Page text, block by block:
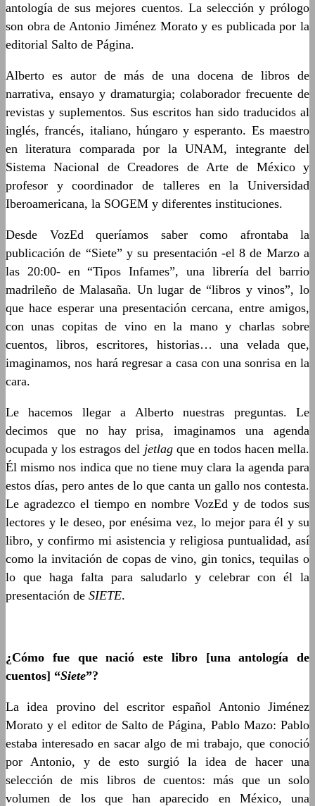
antología de sus mejores cuentos. La selección y prólogo
son obra de Antonio Jiménez Morato y es publicada por la
editorial Salto de Página.
Alberto es autor de más de una docena de libros de
narrativa, ensayo y dramaturgia; colaborador frecuente de
revistas y suplementos. Sus escritos han sido traducidos al
inglés, francés, italiano, húngaro y esperanto. Es maestro
en literatura comparada por la UNAM, integrante del
Sistema Nacional de Creadores de Arte de México y
profesor y coordinador de talleres en la Universidad
Iberoamericana, la SOGEM y diferentes instituciones.
Desde VozEd queríamos saber como afrontaba la
publicación de “Siete” y su presentación -el 8 de Marzo a
las 20:00- en “Tipos Infames”, una librería del barrio
madrileño de Malasaña. Un lugar de “libros y vinos”, lo
que hace esperar una presentación cercana, entre amigos,
con unas copitas de vino en la mano y charlas sobre
cuentos, libros, escritores, historias… una velada que,
imaginamos, nos hará regresar a casa con una sonrisa en la
cara.
Le hacemos llegar a Alberto nuestras preguntas. Le
decimos que no hay prisa, imaginamos una agenda
ocupada y los estragos del jetlagque en todos hacen mella.
Él mismo nos indica que no tiene muy clara la agenda para
estos días, pero antes de lo que canta un gallo nos contesta.
Le agradezco el tiempo en nombre VozEd y de todos sus
lectores y le deseo, por enésima vez, lo mejor para él y su
libro, y confirmo mi asistencia y religiosa puntualidad, así
como la invitación de copas de vino, gin tonics, tequilas o
lo que haga falta para saludarlo y celebrar con él la
presentación de SIETE.
¿Cómo fue que nació este libro [una antología de
cuentos] “Siete”?
La idea provino del escritor español Antonio Jiménez
Morato y el editor de Salto de Página, Pablo Mazo: Pablo
estaba interesado en sacar algo de mi trabajo, que conoció
por Antonio, y de esto surgió la idea de hacer una
selección de mis libros de cuentos: más que un solo
volumen de los que han aparecido en México, una